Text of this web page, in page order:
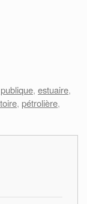
, estuaire,
, pétrolière,